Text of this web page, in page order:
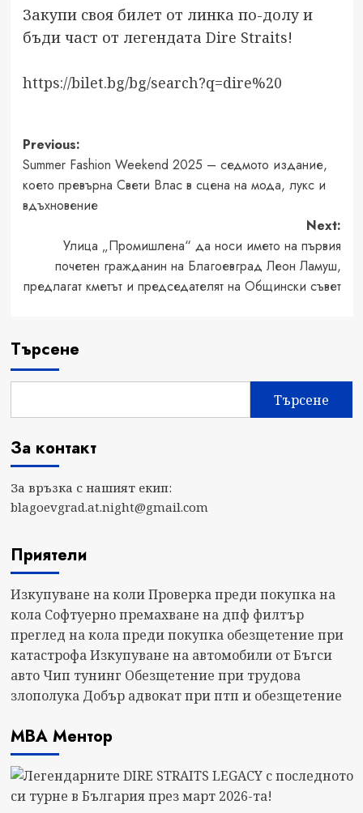
Закупи своя билет от линка по-долу и
бъди част от легендата Dire Straits!
https://bilet.bg/bg/search?q=dire%20
Post
navigation
Previous:
Summer Fashion Weekend 2025 – седмото издание,
което превърна Свети Влас в сцена на мода, лукс и
вдъхновение
Next:
Улица „Промишлена“ да носи името на първия
почетен гражданин на Благоевград Леон Ламуш,
предлагат кметът и председателят на Общински съвет
Търсене
Търсене
За контакт
За връзка с нашият екип:
blagoevgrad.at.night@gmail.com
Приятели
Изкупуване на коли Проверка преди покупка на
кола Софтуерно премахване на дпф филтър
преглед на кола преди покупка обезщетение при
катастрофа Изкупуване на автомобили от Бъгси
авто Чип тунинг Обезщетение при трудова
злополука Добър адвокат при птп и обезщетение
МВА Ментор